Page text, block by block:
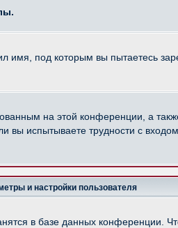
под которым вы пытаетесь
на этой конференции, а
вы испытываете трудности с
и настройки пользователя
в базе данных конференции.